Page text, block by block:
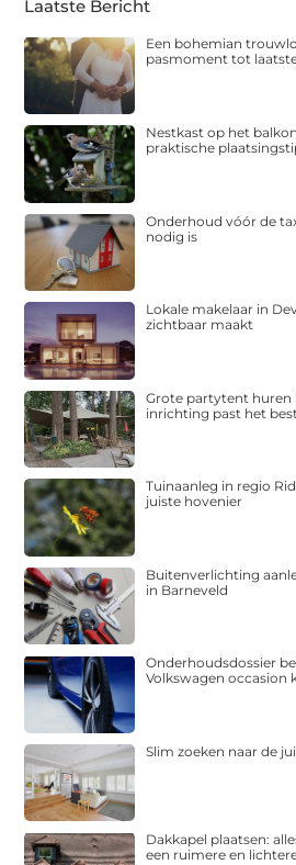
Laatste Bericht
Een bohemian
pasmoment tot
Nestkast op het
praktische
Onderhoud vóór de
nodig is
Lokale makelaar in
zichtbaar maakt
Grote partytent huren
inrichting past het
Tuinaanleg in regio
juiste hovenier
Buitenverlichting
in Barneveld
Onderhoudsdossier
Volkswagen occasion
Slim zoeken naar de
Dakkapel plaatsen:
een ruimere en